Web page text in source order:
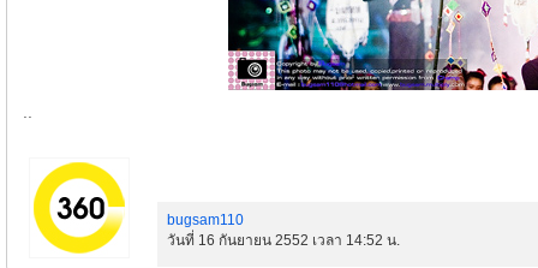
bugsam110
วันที่ 16 กันยายน 2552 เวลา 14:52 น.